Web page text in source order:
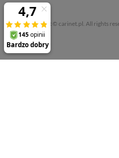
Copyright © carinet.pl. All rights